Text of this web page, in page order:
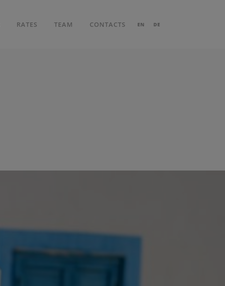
RATES TEAM CONTACTS EN DE